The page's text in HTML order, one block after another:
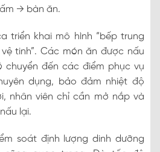
→ bàn ăn.
triển khai mô hình “bếp trung
tinh”. Các món ăn được nấu
chuyển đến các điểm phục vụ
dụng, bảo đảm nhiệt độ
nhân viên chỉ cần mở nắp và
lại.
soát định lượng dinh dưỡng